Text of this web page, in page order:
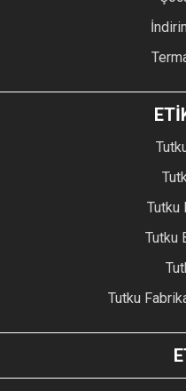
Tutku
Tutku
Tutku